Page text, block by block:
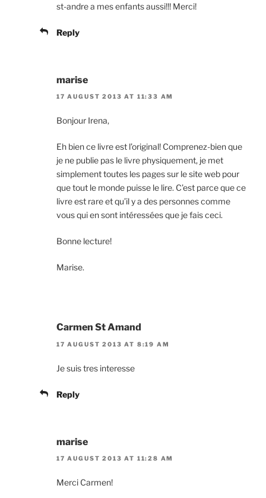
st-andre a mes enfants aussi!!! Merci!
Reply
marise
17 AUGUST 2013 AT 11:33 AM
Bonjour Irena,
Eh bien ce livre est l’original! Comprenez-bien que
je ne publie pas le livre physiquement, je met
simplement toutes les pages sur le site web pour
que tout le monde puisse le lire. C’est parce que ce
livre est rare et qu’il y a des personnes comme
vous qui en sont intéressées que je fais ceci.
Bonne lecture!
Marise.
Carmen St Amand
17 AUGUST 2013 AT 8:19 AM
Je suis tres interesse
Reply
marise
17 AUGUST 2013 AT 11:28 AM
Merci Carmen!